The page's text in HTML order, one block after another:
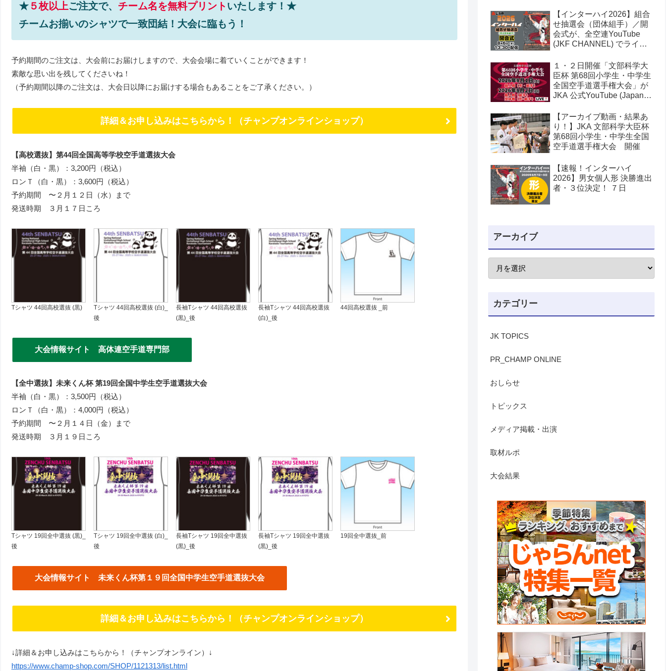
★ ５枚以上ご注文で、 チーム名を無料プリント いたします！★
チームお揃いのシャツで一致団結！大会に臨もう！
予約期間のご注文は、大会前にお届けしますので、大会会場に着ていくことができます！
素敵な思い出を残してくださいね！
（予約期間以降のご注文は、大会日以降にお届けする場合もあることをご了承ください。）
詳細＆お申し込みはこちらから！（チャンプオンラインショップ）
【高校選抜】第44回全国高等学校空手道選抜大会
半袖（白・黒）：3,200円（税込）
ロンＴ（白・黒）：3,600円（税込）
予約期間 〜２月１２日（水）まで
発送時期 ３月１７日ころ
Tシャツ 44回高校選抜 (黒)
Tシャツ 44回高校選抜 (白)_
後
長袖Tシャツ 44回高校選抜
(黒)_後
長袖Tシャツ 44回高校選抜
(白)_後
44回高校選抜 _前
大会情報サイト 高体連空手道専門部
【全中選抜】未来くん杯 第19回全国中学生空手道選抜大会
半袖（白・黒）：3,500円（税込）
ロンＴ（白・黒）：4,000円（税込）
予約期間 〜２月１４日（金）まで
発送時期 ３月１９日ころ
Tシャツ 19回全中選抜 (黒)_
後
Tシャツ 19回全中選抜 (白)_
後
長袖Tシャツ 19回全中選抜
(黒)_後
長袖Tシャツ 19回全中選抜
(黒)_後
19回全中選抜_前
大会情報サイト 未来くん杯第１９回全国中学生空手道選抜大会
詳細＆お申し込みはこちらから！（チャンプオンラインショップ）
↓詳細＆お申し込みはこちらから！（チャンプオンライン）↓
https://www.champ-shop.com/SHOP/1121313/list.html
【インターハイ2026】組合
せ抽選会（団体組手）／開
会式が、全空連YouTube
(JKF CHANNEL) でライブ
高等学校空手道選手権大会
１・２日開催「文部科学大
臣杯 第68回小学生・中学生
全国空手道選手権大会」が
JKA 公式YouTube (Japan
団法人日本空手協会) でラ
イブ配信されます！
【アーカイブ動画・結果あ
り！】JKA 文部科学大臣杯
第68回小学生・中学生全国
空手道選手権大会 開催
【速報！インターハイ
2026】男女個人形 決勝進出
者・３位決定！ ７日
アーカイブ
カテゴリー
JK TOPICS
PR_CHAMP ONLINE
おしらせ
トピックス
メディア掲載・出演
取材ルポ
大会結果